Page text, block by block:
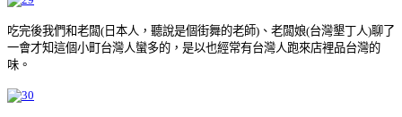
吃完後我們和老闆(日本人，聽說是個街舞的老師)、老闆娘(台灣墾丁人)聊了
一會才知這個小町台灣人蠻多的，是以也經常有台灣人跑來店裡品台灣的
味。